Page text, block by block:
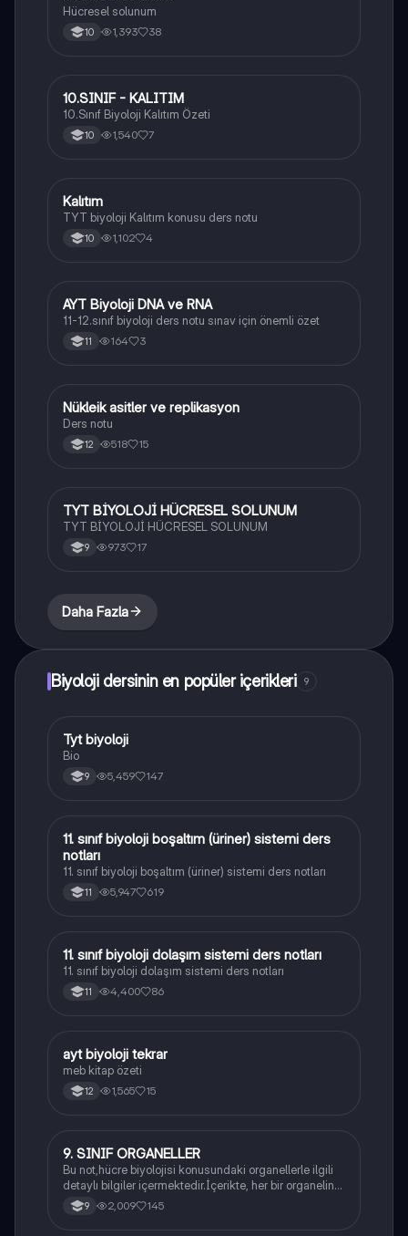
Hücresel solunum
10 1,393 38
Biyoloji
10.SINIF - KALITIM
10.Sınıf Biyoloji Kalıtım Özeti
10 1,540 7
Biyoloji
Kalıtım
TYT biyoloji Kalıtım konusu ders notu
10 1,102 4
Biyoloji
AYT Biyoloji DNA ve RNA
11-12.sınıf biyoloji ders notu sınav için önemli özet
11 164 3
Biyoloji
Nükleik asitler ve replikasyon
Ders notu
12 518 15
Biyoloji
TYT BİYOLOJİ HÜCRESEL SOLUNUM
TYT BİYOLOJİ HÜCRESEL SOLUNUM
9 973 17
Daha Fazla
Biyoloji dersinin en popüler içerikleri 9
Biyoloji
Tyt biyoloji
Bio
9 5,459 147
Biyoloji
11. sınıf biyoloji boşaltım (üriner) sistemi ders
notları
11. sınıf biyoloji boşaltım (üriner) sistemi ders notları
11 5,947 619
Biyoloji
11. sınıf biyoloji dolaşım sistemi ders notları
11. sınıf biyoloji dolaşım sistemi ders notları
11 4,400 86
Biyoloji
ayt biyoloji tekrar
meb kitap özeti
12 1,565 15
Biyoloji
9. SINIF ORGANELLER
Bu not,hücre biyolojisi konusundaki organellerle ilgili
detaylı bilgiler içermektedir.İçerikte, her bir organelin
yapısı,fonksiyonları ve hücre içindeki rolü
açıklanmaktadır.
9 2,009 145